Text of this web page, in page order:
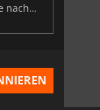
Forsaken Realms: Vahrin’s Call feiert Release nach 10 Jahren